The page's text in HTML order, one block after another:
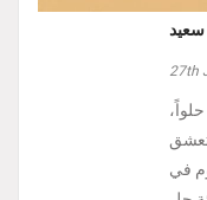
سعيد
27th
تعشق
في